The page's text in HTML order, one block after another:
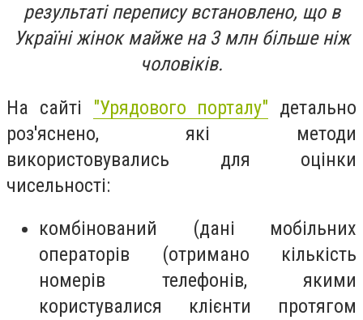
результаті перепису встановлено, що в
Україні жінок майже на 3 млн більше ніж
чоловіків.
На сайті "Урядового порталу" детально
роз'яснено, які методи
використовувались для оцінки
чисельності:
комбінований (дані мобільних
операторів (отримано кількість
номерів телефонів, якими
користувалися клієнти протягом